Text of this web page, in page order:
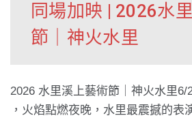
同場加映 | 2026水
節｜神火水里
2026 水里溪上藝術節｜神火水里6/
，火焰點燃夜晚，水里最震撼的表